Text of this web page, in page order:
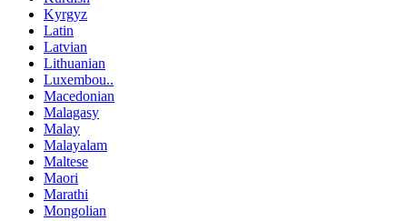
Kyrgyz
Latin
Latvian
Lithuanian
Luxembou..
Macedonian
Malagasy
Malay
Malayalam
Maltese
Maori
Marathi
Mongolian